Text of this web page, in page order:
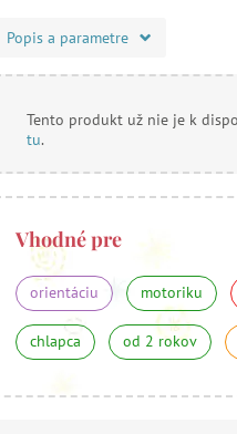
Popis a parametre
Tento produkt už nie je k
tu.
Vhodné pre
orientáciu motoriku
chlapca od 2 rokov